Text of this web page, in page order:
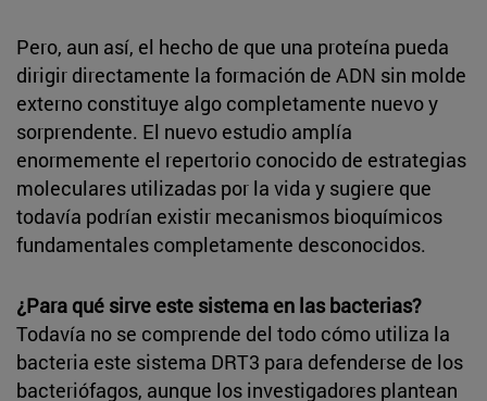
Pero, aun así, el hecho de que una proteína pueda
dirigir directamente la formación de ADN sin molde
externo constituye algo completamente nuevo y
sorprendente. El nuevo estudio amplía
enormemente el repertorio conocido de estrategias
moleculares utilizadas por la vida y sugiere que
todavía podrían existir mecanismos bioquímicos
fundamentales completamente desconocidos.
¿Para qué sirve este sistema en las bacterias?
Todavía no se comprende del todo cómo utiliza la
bacteria este sistema DRT3 para defenderse de los
bacteriófagos, aunque los investigadores plantean